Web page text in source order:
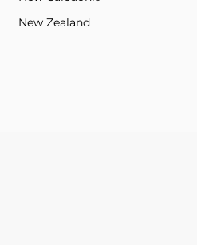
New Zealand